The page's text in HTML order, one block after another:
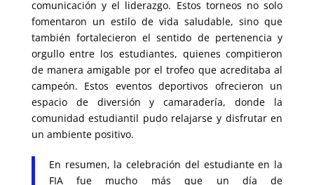
comunicación y el liderazgo. Estos torneos no solo
fomentaron un estilo de vida saludable, sino que
también fortalecieron el sentido de pertenencia y
orgullo entre los estudiantes, quienes compitieron
de manera amigable por el trofeo que acreditaba al
campeón. Estos eventos deportivos ofrecieron un
espacio de diversión y camaradería, donde la
comunidad estudiantil pudo relajarse y disfrutar en
un ambiente positivo.
En resumen, la celebración del estudiante en la
FIA fue mucho más que un día de